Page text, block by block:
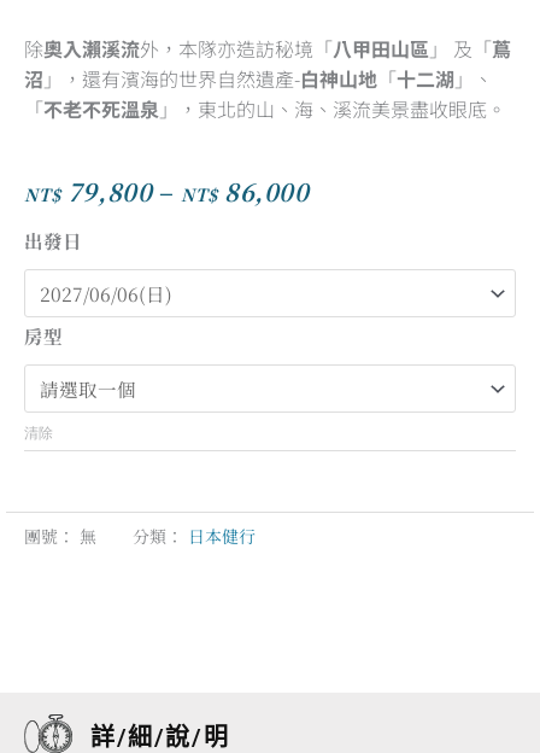
除奧入瀨溪流外，本隊亦造訪秘境「八甲田山區 」 及「蔦
沼 」，還有濱海的世界自然遺產-白神山地 「十二湖 」、
「不老不死溫泉 」，東北的山、海、溪流美景盡收眼底。
NT$ 79,800– NT$ 86,000價
範
NT$79,800
到
出發日
房型
清除
團號： 無 分類： 日本健行
詳/細/說/明